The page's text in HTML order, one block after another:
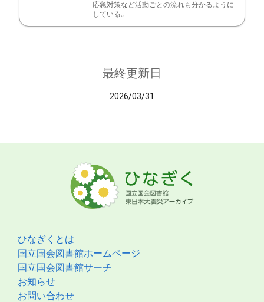
応急対策など活動ごとの流れも分かるように
している。
最終更新日
2026/03/31
ひなぎくとは
国立国会図書館ホームページ
国立国会図書館サーチ
お知らせ
お問い合わせ